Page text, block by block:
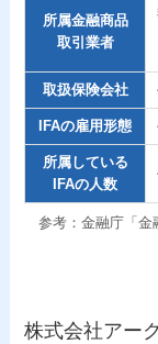
所属金融商品
取引業者
取扱保険会社
IFAの雇用形態
所属している
IFAの人数
参考：金融庁「金
株式会社アー